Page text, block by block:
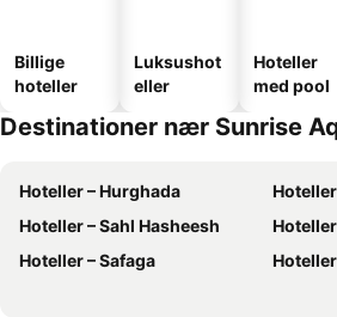
Billige
hoteller
Luksushot
eller
Hoteller
med pool
Destinationer nær Sunrise
Hoteller – Hurghada
Hoteller – Sahl Hasheesh
Hoteller – Safaga